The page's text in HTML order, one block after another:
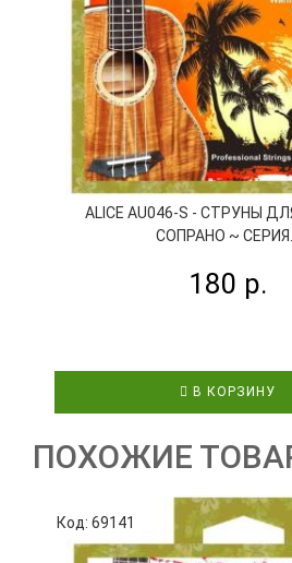
ALICE AU046-S - СТРУНЫ
СОПРАНО ~
180 р.
В КОРЗИНУ
ПОХОЖИЕ
Код: 69141